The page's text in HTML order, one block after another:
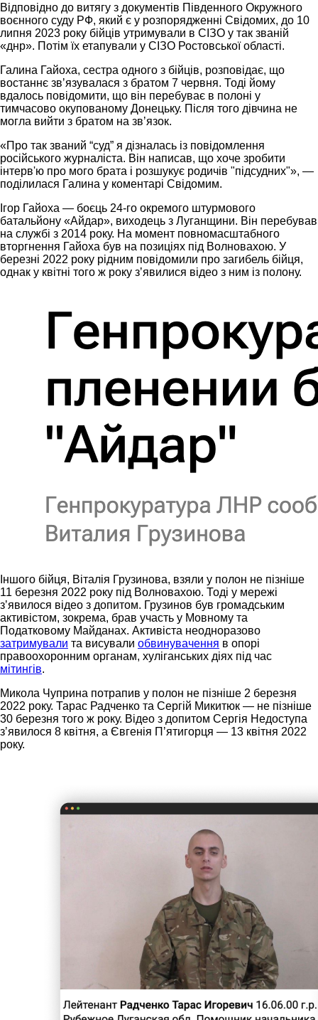
Відповідно до витягу з документів Південного Окружного
воєнного суду РФ, який є у розпорядженні Свідомих, до 10
липня 2023 року бійців утримували в СІЗО у так званій
«днр». Потім їх етапували у СІЗО Ростовської області.
Галина Гайоха, сестра одного з бійців, розповідає, що
востаннє звʼязувалася з братом 7 червня. Тоді йому
вдалось повідомити, що він перебуває в полоні у
тимчасово окупованому Донецьку. Після того дівчина не
могла вийти з братом на звʼязок.
«Про так званий “суд” я дізналась із повідомлення
російського журналіста. Він написав, що хоче зробити
інтерв'ю про мого брата і розшукує родичів "підсудних"», —
поділилася Галина у коментарі Свідомим.
Ігор Гайоха — боєць 24-го окремого штурмового
батальйону «Айдар», виходець з Луганщини. Він перебував
на службі з 2014 року. На момент повномасштабного
вторгнення Гайоха був на позиціях під Волновахою. У
березні 2022 року рідним повідомили про загибель бійця,
однак у квітні того ж року зʼявилися відео з ним із полону.
Іншого бійця, Віталія Грузинова, взяли у полон не пізніше
11 березня 2022 року під Волновахою. Тоді у мережі
зʼявилося відео з допитом. Грузинов був громадським
активістом, зокрема, брав участь у Мовному та
Податковому Майданах. Активіста неодноразово
затримували та висували обвинувачення в опорі
правоохоронним органам, хуліганських діях під час
мітингів.
Микола Чуприна потрапив у полон не пізніше 2 березня
2022 року. Тарас Радченко та Сергій Микитюк — не пізніше
30 березня того ж року. Відео з допитом Сергія Недоступа
зʼявилося 8 квітня, а Євгенія Пʼятигорця — 13 квітня 2022
року.